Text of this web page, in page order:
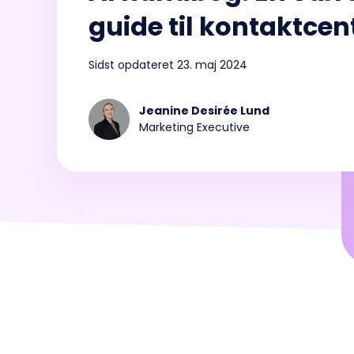
rigtige kombination af kanaler,
funktioner og værktøjer.
Forbedring af kapaciteter:
OptimeringSales Intelligence
guide til
Sidst opdateret 23. maj 2024
Jeanine Desirée Lund
Marketing Executive